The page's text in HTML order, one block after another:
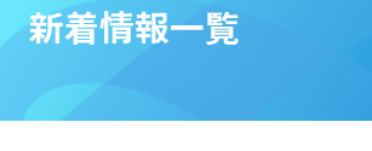
新着情報一覧